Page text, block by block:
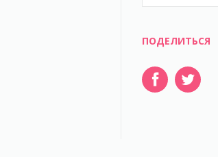
ПОДЕЛИТЬСЯ